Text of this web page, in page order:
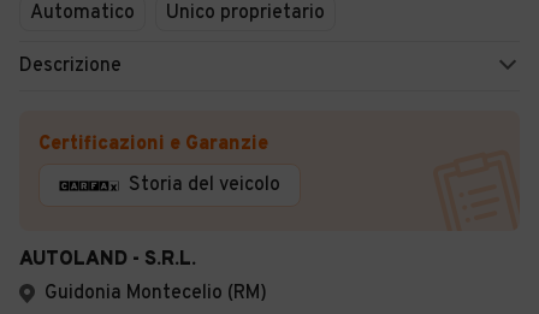
Automatico
Unico proprietario
Descrizione
Certificazioni e Garanzie
Storia del veicolo
AUTOLAND - S.R.L.
Guidonia Montecelio (RM)